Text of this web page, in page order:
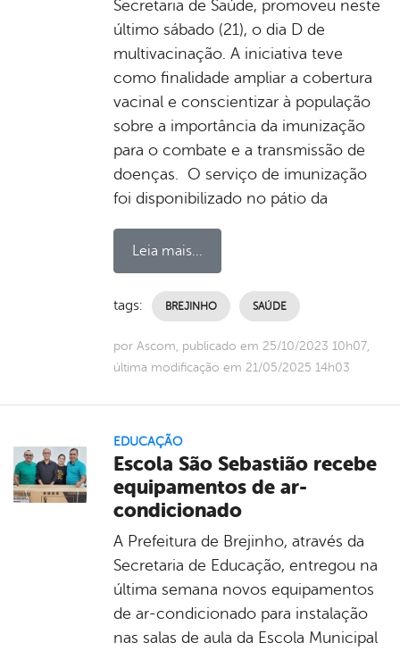
Secretaria de Saúde, promoveu neste
último sábado (21), o dia D de
multivacinação. A iniciativa teve
como finalidade ampliar a cobertura
vacinal e conscientizar à população
sobre a importância da imunização
para o combate e a transmissão de
doenças. O serviço de imunização
foi disponibilizado no pátio da
Leia mais...
tags: BREJINHO SAÚDE
por Ascom, publicado em 25/10/2023 10h07,
última modificação em 21/05/2025 14h03
EDUCAÇÃO
Escola São Sebastião recebe
equipamentos de ar-
condicionado
A Prefeitura de Brejinho, através da
Secretaria de Educação, entregou na
última semana novos equipamentos
de ar-condicionado para instalação
nas salas de aula da Escola Municipal